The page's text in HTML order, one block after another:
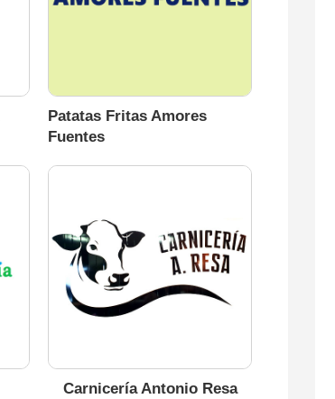
Patatas Fritas Amores
Fuentes
Carnicería Antonio Resa